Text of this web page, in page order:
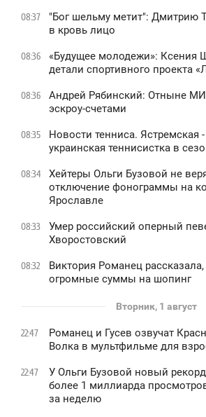
08:37
"Бог шельму метит": Дмитрию
в кровь лицо
08:36
«Будущее молодежи»: Ксения
детали спортивного проекта
08:36
Андрей Рябинский: Отныне
эскроу-счетами
08:35
Новости тенниса. Ястремская
украинская теннисистка в
08:34
Хейтеры Ольги Бузовой не
отключение фонограммы на
Ярославле
08:33
Умер российский оперный
Хворостовский
08:32
Виктория Романец рассказала,
огромные суммы на шопинг
Вторник, 1 август
22:47
Романец и Гусев озвучат
Волка в мультфильме для
22:47
У Ольги Бузовой новый
более 1 миллиарда
за неделю